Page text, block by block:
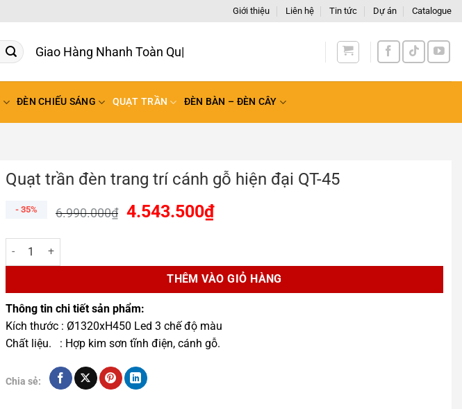
Giới thiệu Liên hệ Tin tức Dự án Catalogue
Giao Hàng Nhanh Toàn Quốc
ĐÈN CHIẾU SÁNG QUẠT TRẦN ĐÈN BÀN – ĐÈN CÂY
Quạt trần đèn trang trí cánh gỗ hiện đại QT-45
- 35% 6.990.000₫ 4.543.500₫
Quạt trần đèn trang trí cánh gỗ hiện đại QT-45 số lượng
THÊM VÀO GIỎ HÀNG
Thông tin chi tiết sản phẩm:
Kích thước : Ø1320xH450 Led 3 chế độ màu
Chất liệu. : Hợp kim sơn tĩnh điện, cánh gỗ.
Chia sẻ: